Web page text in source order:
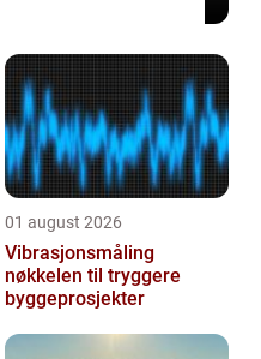
01 august 2026
Vibrasjonsmåling
nøkkelen til tryggere
byggeprosjekter